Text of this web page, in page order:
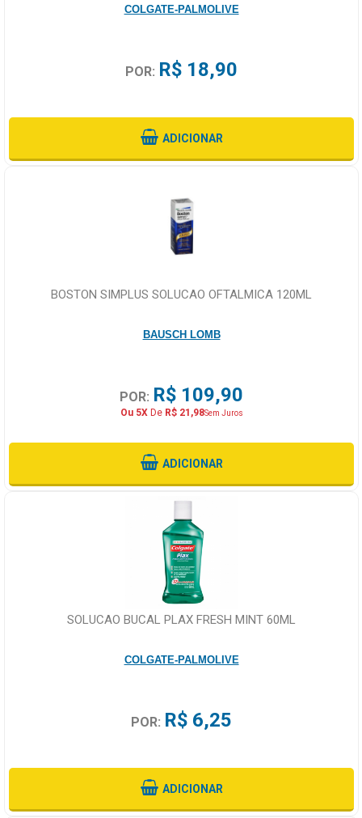
COLGATE-PALMOLIVE
POR: R$ 18,90
ADICIONAR
BOSTON SIMPLUS SOLUCAO OFTALMICA 120ML
BAUSCH LOMB
POR: R$ 109,90
Ou 5XDe R$ 21,98Sem Juros
ADICIONAR
SOLUCAO BUCAL PLAX FRESH MINT 60ML
COLGATE-PALMOLIVE
POR: R$ 6,25
ADICIONAR